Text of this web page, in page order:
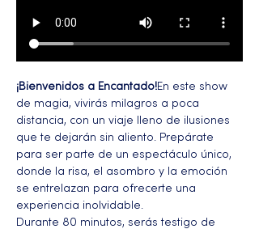
¡Bienvenidos a Encantado!En este show
de magia, vivirás milagros a poca
distancia, con un viaje lleno de ilusiones
que te dejarán sin aliento. Prepárate
para ser parte de un espectáculo único,
donde la risa, el asombro y la emoción
se entrelazan para ofrecerte una
experiencia inolvidable.
Durante 80 minutos, serás testigo de